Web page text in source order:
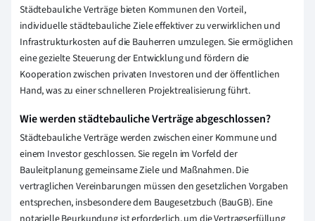
Städtebauliche Verträge bieten Kommunen den Vorteil,
individuelle städtebauliche Ziele effektiver zu verwirklichen und
Infrastrukturkosten auf die Bauherren umzulegen. Sie ermöglichen
eine gezielte Steuerung der Entwicklung und fördern die
Kooperation zwischen privaten Investoren und der öffentlichen
Hand, was zu einer schnelleren Projektrealisierung führt.
Wie werden städtebauliche Verträge abgeschlossen?
Städtebauliche Verträge werden zwischen einer Kommune und
einem Investor geschlossen. Sie regeln im Vorfeld der
Bauleitplanung gemeinsame Ziele und Maßnahmen. Die
vertraglichen Vereinbarungen müssen den gesetzlichen Vorgaben
entsprechen, insbesondere dem Baugesetzbuch (BauGB). Eine